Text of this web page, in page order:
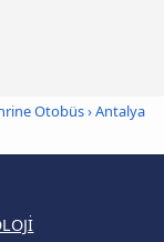
Otobüs›Antalya